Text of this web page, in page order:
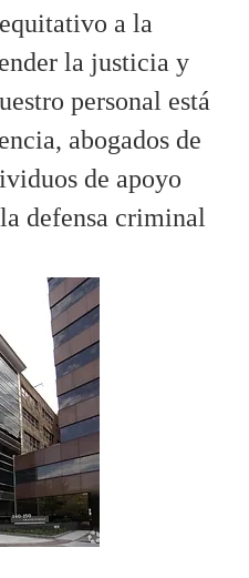
a la
la justicia y
personal está
abogados de
de apoyo
defensa criminal